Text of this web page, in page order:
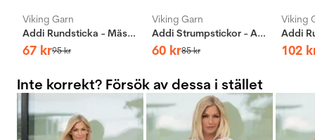
Viking Garn
Addi Rundsticka - Mässing
67 kr95kr
Viking Garn
Addi Strumpstickor - Aluminium
60 kr85kr
Viking
102
Inte korrekt? Försök av dessa i stället